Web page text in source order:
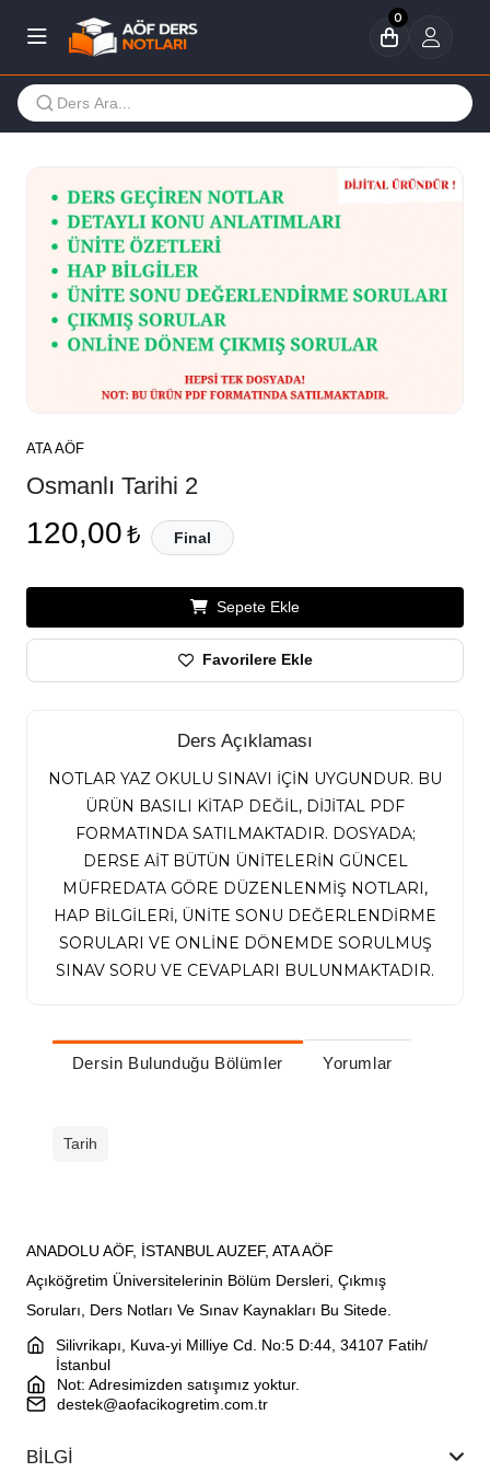
0
ATA AÖF
Osmanlı Tarihi 2
120,00 ₺ Final
Sepete Ekle
Favorilere Ekle
Ders Açıklaması
NOTLAR YAZ OKULU SINAVI İÇİN UYGUNDUR. BU
ÜRÜN BASILI KİTAP DEĞİL, DİJİTAL PDF
FORMATINDA SATILMAKTADIR. DOSYADA;
DERSE AİT BÜTÜN ÜNİTELERİN GÜNCEL
MÜFREDATA GÖRE DÜZENLENMİŞ NOTLARI,
HAP BİLGİLERİ, ÜNİTE SONU DEĞERLENDİRME
SORULARI VE ONLİNE DÖNEMDE SORULMUŞ
SINAV SORU VE CEVAPLARI BULUNMAKTADIR.
Dersin Bulunduğu Bölümler Yorumlar
Tarih
ANADOLU AÖF, İSTANBUL AUZEF, ATA AÖF
Açıköğretim Üniversitelerinin Bölüm Dersleri, Çıkmış
Soruları, Ders Notları Ve Sınav Kaynakları Bu Sitede.
Silivrikapı, Kuva-yi Milliye Cd. No:5 D:44, 34107 Fatih/
İstanbul
Not: Adresimizden satışımız yoktur.
destek@aofacikogretim.com.tr
BİLGİ